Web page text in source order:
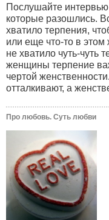
Послушайте
которые разошлись.
хватило терпения,
или еще что-то в
не хватило чуть-чуть
женщины терпение
чертой
отталкивают, а
Про любовь. Суть любви